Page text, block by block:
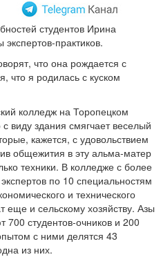
студентов Ирина
практиков.
что она рождается с
что я родилась с куском
колледж на Торопецком
виду здания смягчает веселый
кажется, с удовольствием
общежития в эту альма-матер
техники. В колледже с более
по 10 специальностям
и технического
еще и сельскому хозяйству. Азы
700 студентов-очников и 200
с ними делятся 43
из них.